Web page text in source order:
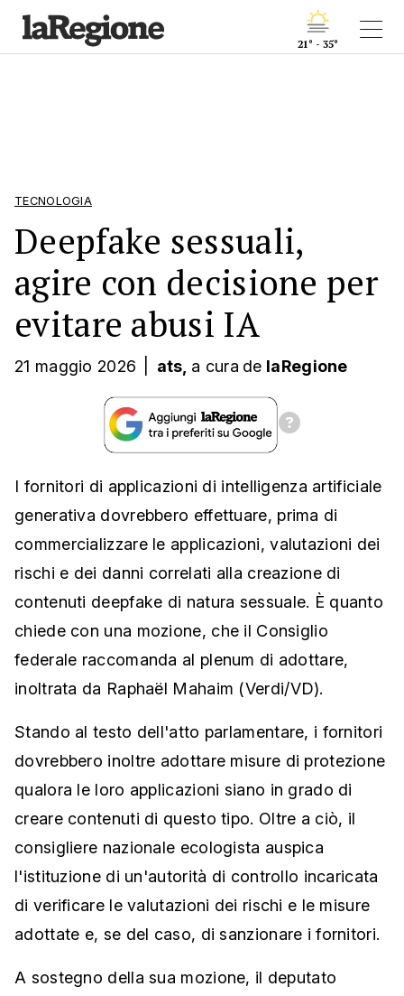
21° - 35°
TECNOLOGIA
Deepfake sessuali,
agire con decisione per
evitare abusi IA
21 maggio 2026 ats, a cura de laRegione
I fornitori di applicazioni di intelligenza artificiale
generativa dovrebbero effettuare, prima di
commercializzare le applicazioni, valutazioni dei
rischi e dei danni correlati alla creazione di
contenuti deepfake di natura sessuale. È quanto
chiede con una mozione, che il Consiglio
federale raccomanda al plenum di adottare,
inoltrata da Raphaël Mahaim (Verdi/VD).
Stando al testo dell'atto parlamentare, i fornitori
dovrebbero inoltre adottare misure di protezione
qualora le loro applicazioni siano in grado di
creare contenuti di questo tipo. Oltre a ciò, il
consigliere nazionale ecologista auspica
l'istituzione di un'autorità di controllo incaricata
di verificare le valutazioni dei rischi e le misure
adottate e, se del caso, di sanzionare i fornitori.
A sostegno della sua mozione, il deputato